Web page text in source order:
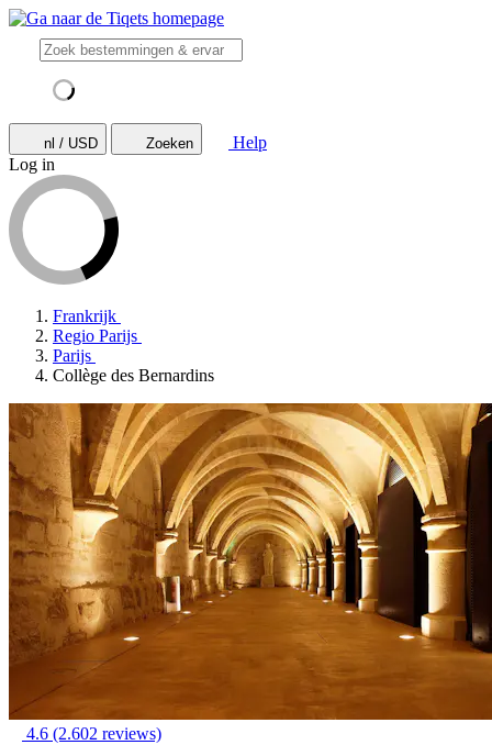
nl / USD Zoeken
Help
Log in
Frankrijk
Regio Parijs
Parijs
Collège des Bernardins
4.6 (2.602 reviews)